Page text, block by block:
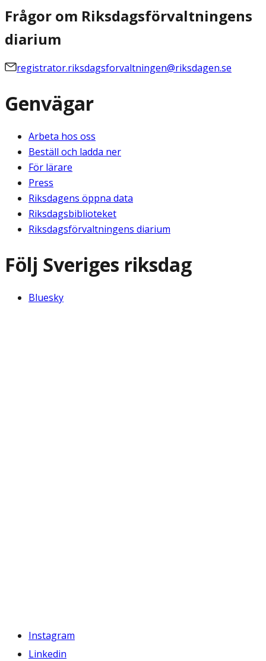
Frågor om Riksdagsförvaltningens
diarium
registrator.riksdagsforvaltningen@riksdagen.se
Genvägar
Arbeta hos oss
Beställ och ladda ner
För lärare
Press
Riksdagens öppna data
Riksdagsbiblioteket
Riksdagsförvaltningens diarium
Följ Sveriges riksdag
Bluesky
Instagram
Linkedin